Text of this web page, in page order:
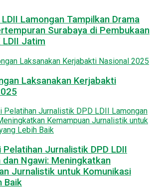
Lamongan Tampilkan Drama
Surabaya di Pembukaan
LDII Jatim
Laksanakan Kerjabakti
Pelatihan Jurnalistik DPD LDII
dan Ngawi: Meningkatkan
Jurnalistik untuk Komunikasi
Baik